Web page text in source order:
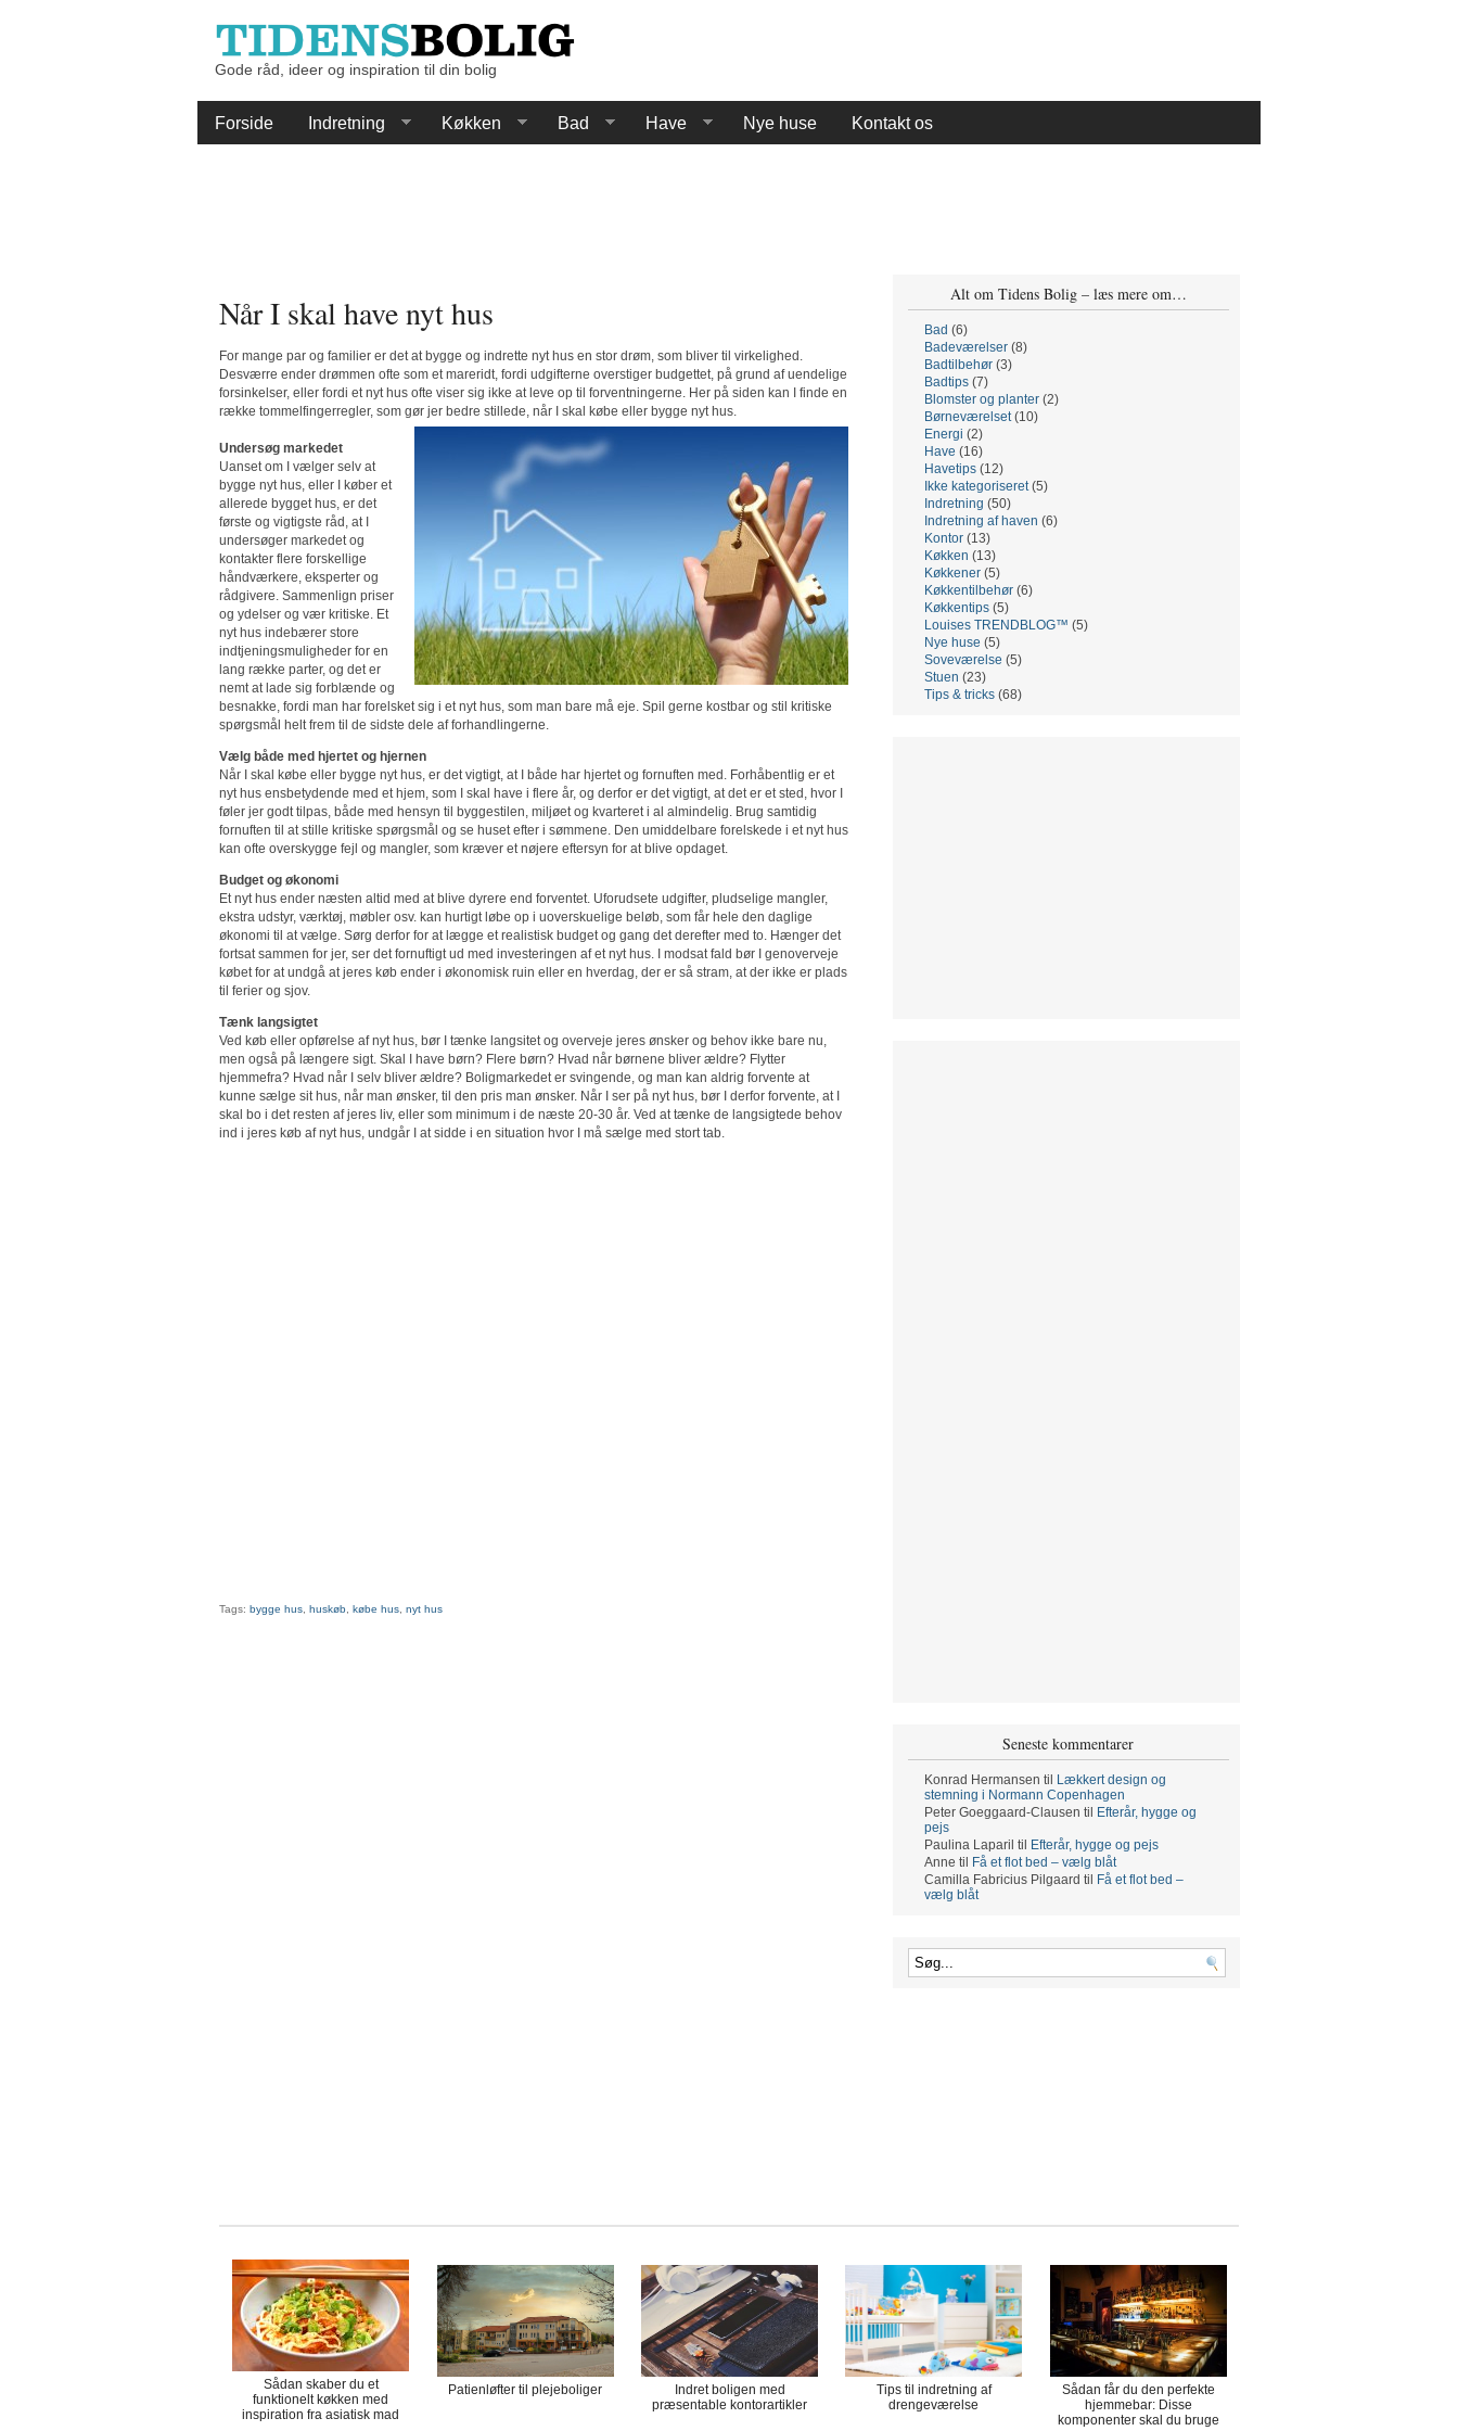
Gode råd, ideer og inspiration til din bolig
Forside Indretning Køkken Bad Have Nye huse Kontakt os
Når I skal have nyt hus
For mange par og familier er det at bygge og indrette nyt hus en stor drøm, som bliver til virkelighed.
Desværre ender drømmen ofte som et mareridt, fordi udgifterne overstiger budgettet, på grund af uendelige
forsinkelser, eller fordi et nyt hus ofte viser sig ikke at leve op til forventningerne. Her på siden kan I finde en
række tommelfingerregler, som gør jer bedre stillede, når I skal købe eller bygge nyt hus.
Undersøg markedet
Uanset om I vælger selv at
bygge nyt hus, eller I køber et
allerede bygget hus, er det
første og vigtigste råd, at I
undersøger markedet og
kontakter flere forskellige
håndværkere, eksperter og
rådgivere. Sammenlign priser
og ydelser og vær kritiske. Et
nyt hus indebærer store
indtjeningsmuligheder for en
lang række parter, og det er
nemt at lade sig forblænde og
besnakke, fordi man har forelsket sig i et nyt hus, som man bare må eje. Spil gerne kostbar og stil kritiske
spørgsmål helt frem til de sidste dele af forhandlingerne.
Vælg både med hjertet og hjernen
Når I skal købe eller bygge nyt hus, er det vigtigt, at I både har hjertet og fornuften med. Forhåbentlig er et
nyt hus ensbetydende med et hjem, som I skal have i flere år, og derfor er det vigtigt, at det er et sted, hvor I
føler jer godt tilpas, både med hensyn til byggestilen, miljøet og kvarteret i al almindelig. Brug samtidig
fornuften til at stille kritiske spørgsmål og se huset efter i sømmene. Den umiddelbare forelskede i et nyt hus
kan ofte overskygge fejl og mangler, som kræver et nøjere eftersyn for at blive opdaget.
Budget og økonomi
Et nyt hus ender næsten altid med at blive dyrere end forventet. Uforudsete udgifter, pludselige mangler,
ekstra udstyr, værktøj, møbler osv. kan hurtigt løbe op i uoverskuelige beløb, som får hele den daglige
økonomi til at vælge. Sørg derfor for at lægge et realistisk budget og gang det derefter med to. Hænger det
fortsat sammen for jer, ser det fornuftigt ud med investeringen af et nyt hus. I modsat fald bør I genoverveje
købet for at undgå at jeres køb ender i økonomisk ruin eller en hverdag, der er så stram, at der ikke er plads
til ferier og sjov.
Tænk langsigtet
Ved køb eller opførelse af nyt hus, bør I tænke langsitet og overveje jeres ønsker og behov ikke bare nu,
men også på længere sigt. Skal I have børn? Flere børn? Hvad når børnene bliver ældre? Flytter
hjemmefra? Hvad når I selv bliver ældre? Boligmarkedet er svingende, og man kan aldrig forvente at
kunne sælge sit hus, når man ønsker, til den pris man ønsker. Når I ser på nyt hus, bør I derfor forvente, at I
skal bo i det resten af jeres liv, eller som minimum i de næste 20-30 år. Ved at tænke de langsigtede behov
ind i jeres køb af nyt hus, undgår I at sidde i en situation hvor I må sælge med stort tab.
Tags: bygge hus, huskøb, købe hus, nyt hus
Alt om Tidens Bolig – læs mere om…
Bad (6)
Badeværelser(8)
Badtilbehør(3)
Badtips(7)
Blomster og planter(2)
Børneværelset(10)
Energi (2)
Have (16)
Havetips(12)
Ikke kategoriseret(5)
Indretning (50)
Indretning af haven (6)
Kontor(13)
Køkken (13)
Køkkener(5)
Køkkentilbehør(6)
Køkkentips(5)
Louises TRENDBLOG™ (5)
Nye huse (5)
Soveværelse (5)
Stuen (23)
Tips & tricks(68)
Seneste kommentarer
Konrad Hermansen til
Lækkert design og
stemning i Normann Copenhagen
Peter Goeggaard-Clausen til
Efterår, hygge og
pejs
Paulina Laparil til
Efterår, hygge og pejs
Anne til
Få et flot bed – vælg blåt
Camilla Fabricius Pilgaard til
Få et flot bed –
vælg blåt
Sådan skaber du et
funktionelt køkken med
inspiration fra asiatisk mad
Patienløfter til plejeboliger
Indret boligen med
præsentable kontorartikler
Tips til indretning af
drengeværelse
Sådan får du den perfekte
hjemmebar: Disse
komponenter skal du bruge